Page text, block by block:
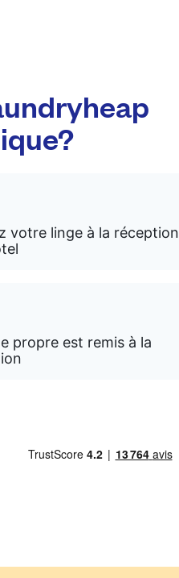
votre linge à la réception
propre est remis à la